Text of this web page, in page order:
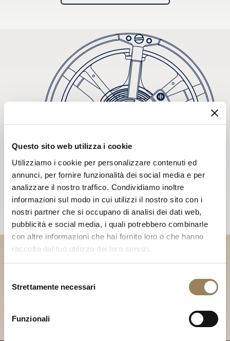
Questo sito web utilizza i cookie
Utilizziamo i cookie per personalizzare contenuti ed
annunci, per fornire funzionalità dei social media e per
analizzare il nostro traffico. Condividiamo inoltre
informazioni sul modo in cui utilizzi il nostro sito con i
nostri partner che si occupano di analisi dei dati web,
pubblicità e social media, i quali potrebbero combinarle
con altre informazioni che hai fornito loro o che hanno
raccolto dal tuo utilizzo dei loro servizi.
delStrettamente necessari
Funzionali
Scopri le nostre collezioni in
Boutique